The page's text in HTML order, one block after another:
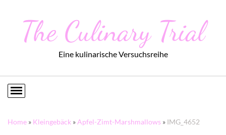
The Culinary Trial
Eine kulinarische Versuchsreihe
Home » Kleingebäck »Apfel-Zimt-Marshmallows » IMG_4652